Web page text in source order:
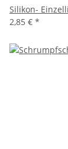
Silikon-
2,85 € *